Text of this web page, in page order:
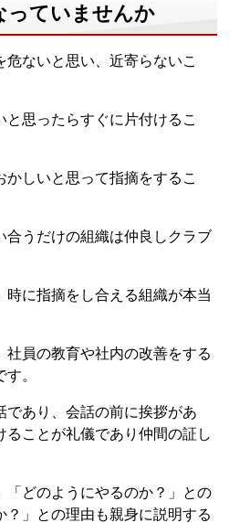
っていませんか
ないと思い、近寄らないこ
思ったらすぐに片付けるこ
しいと思って指摘をするこ
合うだけの組織は仲良しクラブ
時に指摘をし合える組織が本当
社員の教育や社内の改善をする
。
であり、会話の前に挨拶があ
ることが礼儀であり仲間の証し
「どのようにやるのか？」との
？」との理由も親身に説明する